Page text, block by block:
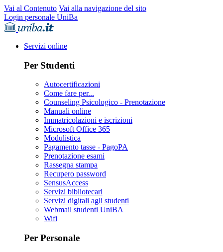
Vai al Contenuto Vai alla navigazione del sito
Login personale UniBa
Servizi online
Per Studenti
Autocertificazioni
Come fare per...
Counseling Psicologico - Prenotazione
Manuali online
Immatricolazioni e iscrizioni
Microsoft Office 365
Modulistica
Pagamento tasse - PagoPA
Prenotazione esami
Rassegna stampa
Recupero password
SensusAccess
Servizi bibliotecari
Servizi digitali agli studenti
Webmail studenti UniBA
Wifi
Per Personale